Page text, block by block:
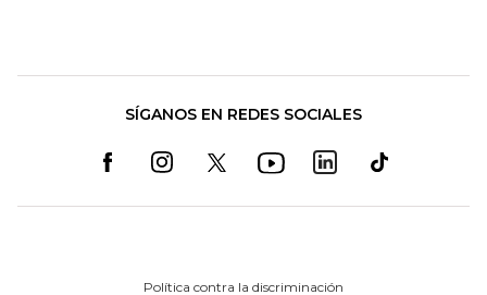
SÍGANOS EN REDES SOCIALES
Política contra la discriminación